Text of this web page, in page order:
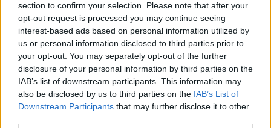
section to confirm your selection. Please note that after your
opt-out request is processed you may continue seeing
interest-based ads based on personal information utilized by
us or personal information disclosed to third parties prior to
your opt-out. You may separately opt-out of the further
disclosure of your personal information by third parties on the
IAB’s list of downstream participants. This information may
also be disclosed by us to third parties on the IAB’s List of
Downstream Participants that may further disclose it to other
2024. július 29. 17:01
Nem tudni, tényleg emeli-e a kormány a családi
adókedvezményt